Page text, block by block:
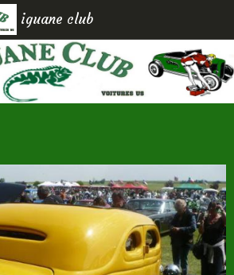
iguane club